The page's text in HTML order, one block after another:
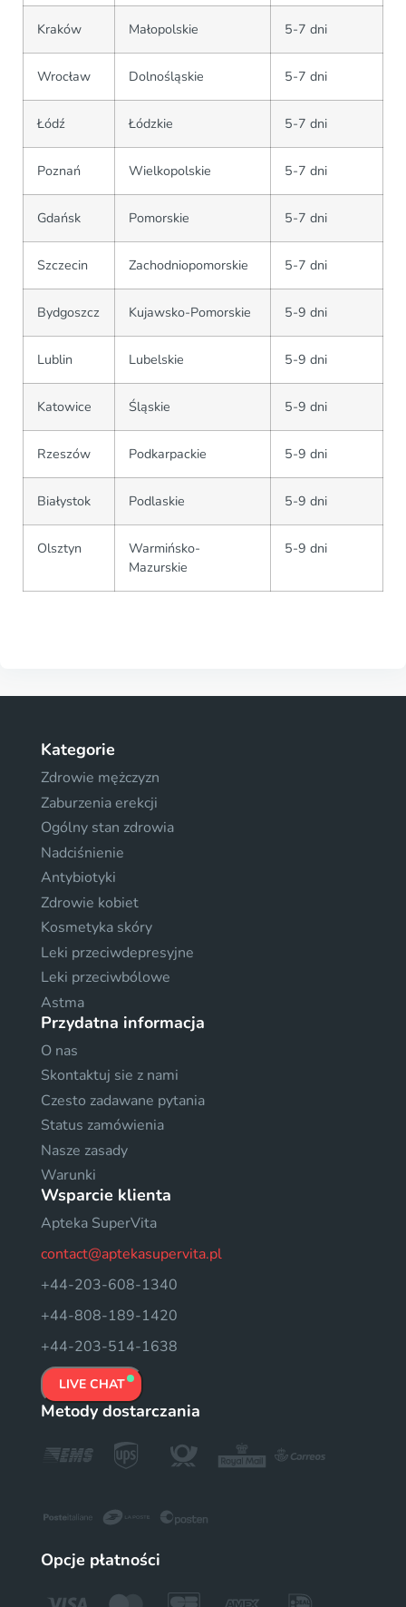
Kraków Małopolskie 5-7 dni
Wrocław Dolnośląskie 5-7 dni
Łódź Łódzkie 5-7 dni
Poznań Wielkopolskie 5-7 dni
Gdańsk Pomorskie 5-7 dni
Szczecin Zachodniopomorskie 5-7 dni
Bydgoszcz Kujawsko-Pomorskie 5-9 dni
Lublin Lubelskie 5-9 dni
Katowice Śląskie 5-9 dni
Rzeszów Podkarpackie 5-9 dni
Białystok Podlaskie 5-9 dni
Olsztyn
Warmińsko-
Mazurskie
5-9 dni
Kategorie
Zdrowie mężczyzn
Zaburzenia erekcji
Ogólny stan zdrowia
Nadciśnienie
Antybiotyki
Zdrowie kobiet
Kosmetyka skóry
Leki przeciwdepresyjne
Leki przeciwbólowe
Astma
Przydatna informacja
O nas
Skontaktuj sie z nami
Czesto zadawane pytania
Status zamówienia
Nasze zasady
Warunki
Wsparcie klienta
Apteka SuperVita
contact@aptekasupervita.pl
+44-203-608-1340
+44-808-189-1420
+44-203-514-1638
LIVE CHAT
Metody dostarczania
Opcje płatności